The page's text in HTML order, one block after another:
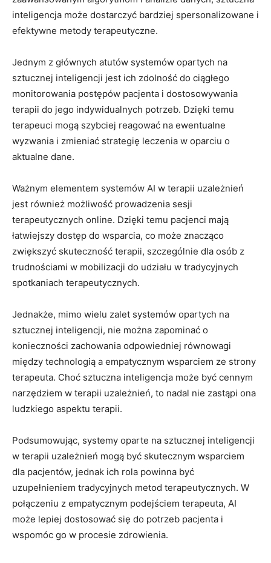
inteligencja może dostarczyć bardziej spersonalizowane i
efektywne metody terapeutyczne.
Jednym z głównych atutów systemów opartych na
sztucznej inteligencji jest ich zdolność do ciągłego
monitorowania postępów pacjenta i dostosowywania
terapii do jego indywidualnych potrzeb. Dzięki temu
terapeuci mogą szybciej reagować na ewentualne
wyzwania i zmieniać strategię leczenia w oparciu o
aktualne dane.
Ważnym elementem systemów AI w terapii uzależnień
jest również możliwość prowadzenia sesji
terapeutycznych online. Dzięki temu pacjenci mają
łatwiejszy dostęp do wsparcia, co może znacząco
zwiększyć skuteczność terapii, szczególnie dla osób z
trudnościami w mobilizacji do udziału w tradycyjnych
spotkaniach terapeutycznych.
Jednakże, mimo wielu zalet systemów opartych na
sztucznej inteligencji, nie można zapominać o
konieczności zachowania odpowiedniej równowagi
między technologią a empatycznym wsparciem ze strony
terapeuta. Choć sztuczna inteligencja może być cennym
narzędziem w terapii uzależnień, to nadal nie zastąpi ona
ludzkiego aspektu terapii.
Podsumowując, systemy oparte na sztucznej inteligencji
w terapii uzależnień mogą być skutecznym wsparciem
dla pacjentów, jednak ich rola powinna być
uzupełnieniem tradycyjnych metod terapeutycznych. W
połączeniu z empatycznym podejściem terapeuta, AI
może lepiej dostosować się do potrzeb pacjenta i
wspomóc go w procesie zdrowienia.